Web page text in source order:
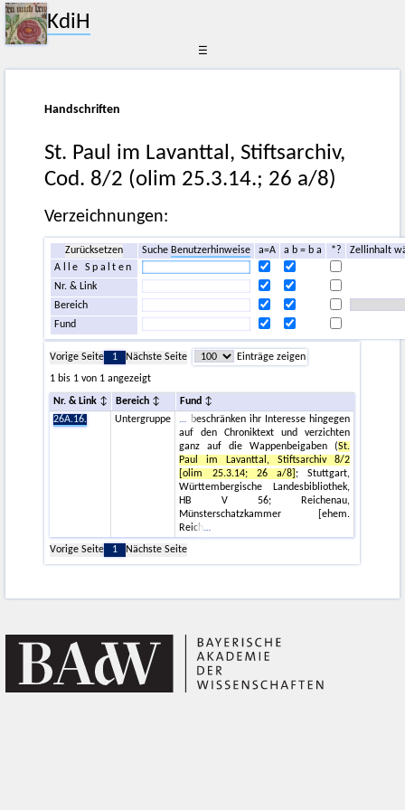
KdiH
☰
Handschriften
St. Paul im Lavanttal, Stiftsarchiv,
Cod. 8/2 (olim 25.3.14.; 26 a/8)
Verzeichnungen:
Zurücksetzen SucheBenutzerhinweise a=A a b = b a *?
Zellinhalt
Alle Spalten
Nr. & Link
Bereich
Fund
Vorige Seite 1 Nächste Seite
Einträge zeigen
1 bis 1 von 1 angezeigt
Nr. & Link Bereich
Fund
26A.16.
Untergruppe
beschränken ihr Interesse hingegen
auf den Chroniktext und verzichten
ganz auf die Wappenbeigaben (St.
Paul im Lavanttal, Stiftsarchiv 8/2
[olim 25.3.14; 26 a/8] ; Stuttgart,
Württembergische Landesbibliothek,
HB V 56; Reichenau,
Münsterschatzkammer [ehem.
Reich
Vorige Seite
1 Nächste Seite